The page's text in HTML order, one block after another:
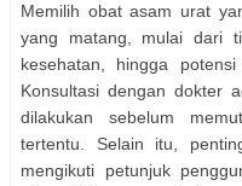
Memilih obat asam urat
yang matang, mulai dari
kesehatan, hingga
Konsultasi dengan dokter
dilakukan sebelum
tertentu. Selain itu,
mengikuti petunjuk